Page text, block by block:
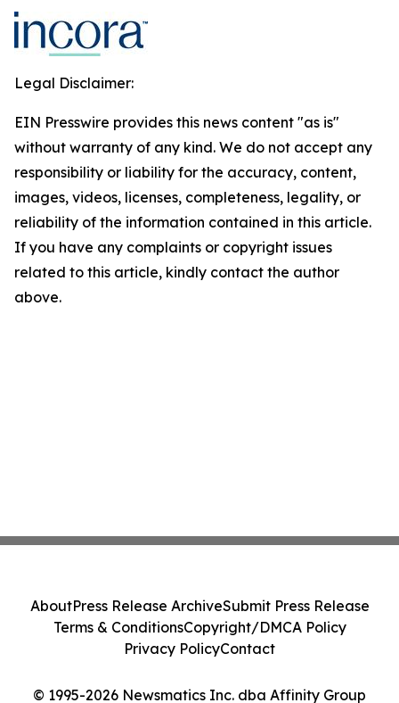
Legal Disclaimer:
EIN Presswire provides this news content "as is"
without warranty of any kind. We do not accept any
responsibility or liability for the accuracy, content,
images, videos, licenses, completeness, legality, or
reliability of the information contained in this article.
If you have any complaints or copyright issues
related to this article, kindly contact the author
above.
© 1995-2026 Newsmatics Inc. dba Affinity Group
AboutPress Release ArchiveSubmit Press Release
Terms & ConditionsCopyright/DMCA Policy
Privacy PolicyContact